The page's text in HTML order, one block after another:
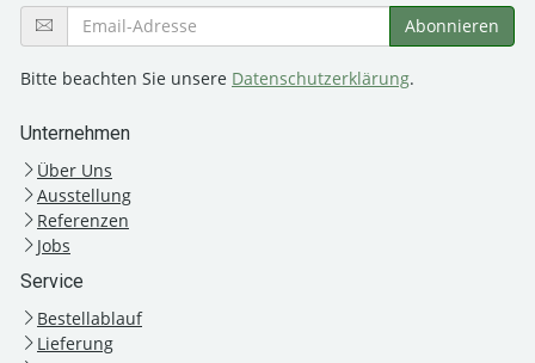
Bitte beachten Sie unsere Datenschutzerklärung.
Unternehmen
Über Uns
Ausstellung
Referenzen
Jobs
Service
Bestellablauf
Lieferung